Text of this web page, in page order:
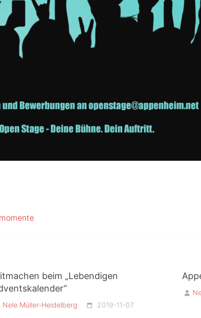
beim „Lebendigen
Nele Müller-Heidelberg 2019-11-07